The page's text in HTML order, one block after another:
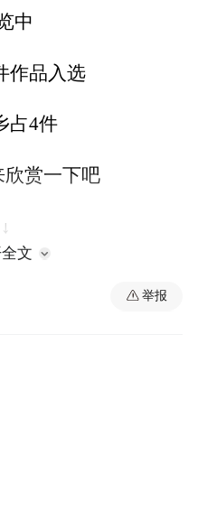
中
作品入选
占4件
赏一下吧
文
举报